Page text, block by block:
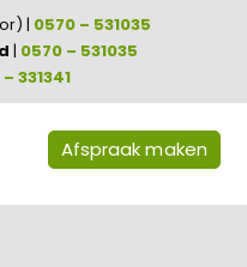
| 0570 – 531035
| 0570 – 531035
331341
Afspraak maken